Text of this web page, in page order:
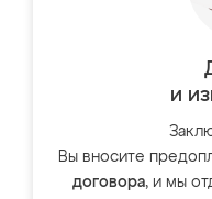
и
Вы вносите
договора, и мы